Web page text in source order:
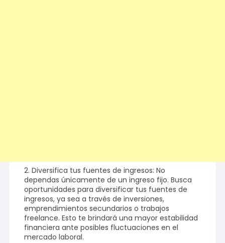
2. Diversifica tus fuentes de ingresos: No
dependas únicamente de un ingreso fijo. Busca
oportunidades para diversificar tus fuentes de
ingresos, ya sea a través de inversiones,
emprendimientos secundarios o trabajos
freelance. Esto te brindará una mayor estabilidad
financiera ante posibles fluctuaciones en el
mercado laboral.